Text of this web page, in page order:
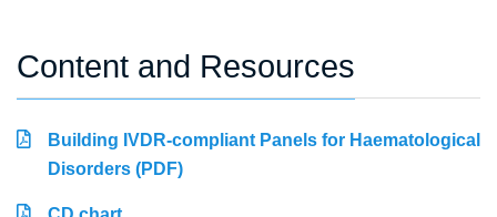
Content and Resources
Building IVDR-compliant Panels for Haematological
Disorders (PDF)